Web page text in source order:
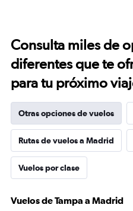
Consulta miles de
diferentes que te
para tu próximo
Otras opciones de vuelos
Rutas de vuelos a Madrid
Vuelos por clase
Vuelos de Tampa a Madrid